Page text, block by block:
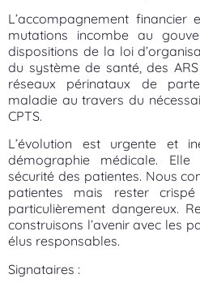
L’accompagnement financier
mutations incombe au
dispositions de la loi
du système de santé, des
réseaux périnataux de
maladie au travers du
CPTS.
L’évolution est urgente et
démographie médicale.
sécurité des patientes. Nous
patientes mais rester
particulièrement dangereux.
construisons l’avenir avec les
élus responsables.
Signataires :